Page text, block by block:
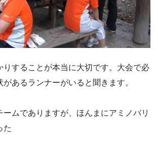
りすることが本当に大切です。大会で必
があるランナーがいると聞きます。
ームでありますが、ほんまにアミノバリ
た